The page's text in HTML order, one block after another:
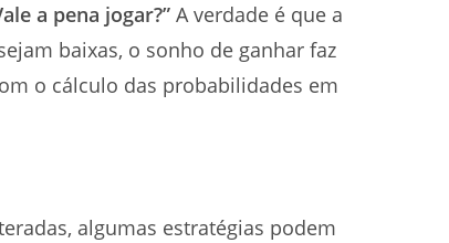
a pena jogar?” A verdade é que a
baixas, o sonho de ganhar faz
o cálculo das probabilidades em
algumas estratégias podem